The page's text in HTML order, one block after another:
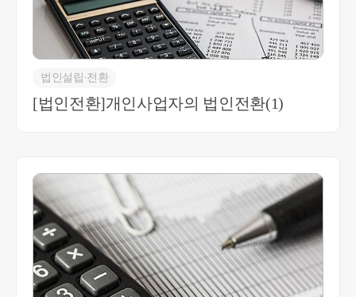
법인설립∙전환
[법인전환]개인사업자의 법인전환(1)